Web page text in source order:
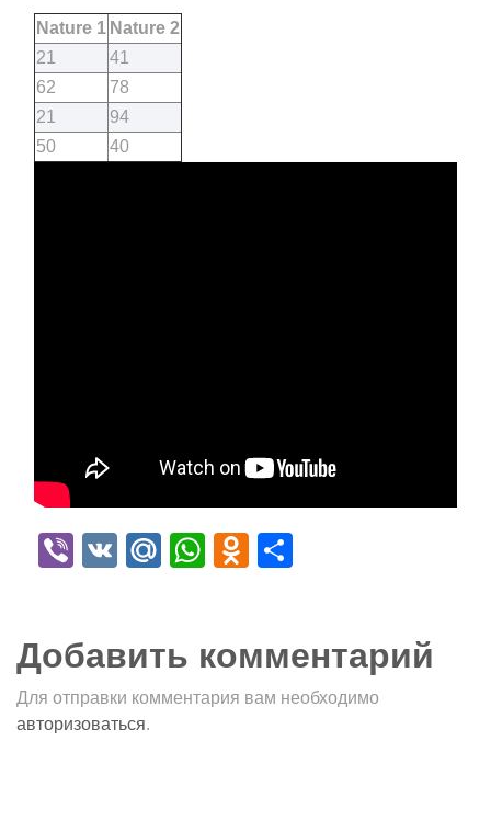
Nature 1 Nature 2
21
41
62
78
21
94
50
40
Viber
VK Mail.Ru
WhatsApp
Odnoklassniki
Добавить комментарий
Для отправки комментария вам необходимо
авторизоваться.